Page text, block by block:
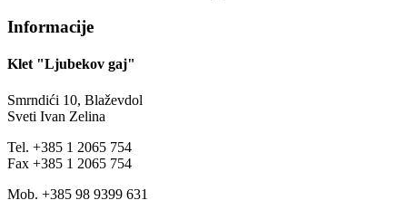
Informacije
Klet "Ljubekov gaj"
Smrndići 10, Blaževdol
Sveti Ivan Zelina
Tel. +385 1 2065 754
Fax +385 1 2065 754
Mob. +385 98 9399 631